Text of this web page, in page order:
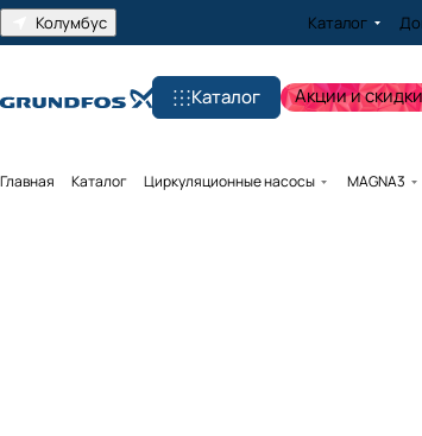
Колумбус Каталог
Каталог Акции и скидки
Главная Каталог Циркуляционные насосы MAGNA3